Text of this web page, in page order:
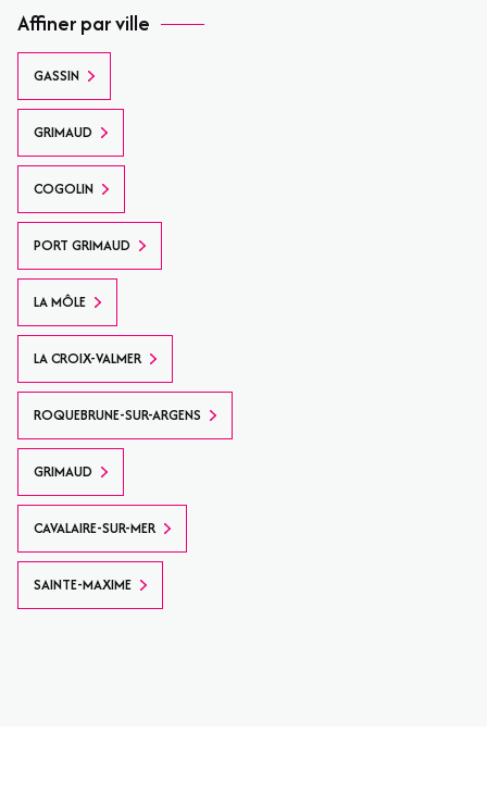
Affiner par ville
GASSIN
GRIMAUD
COGOLIN
PORT GRIMAUD
LA MÔLE
LA CROIX-VALMER
ROQUEBRUNE-SUR-ARGENS
GRIMAUD
CAVALAIRE-SUR-MER
SAINTE-MAXIME